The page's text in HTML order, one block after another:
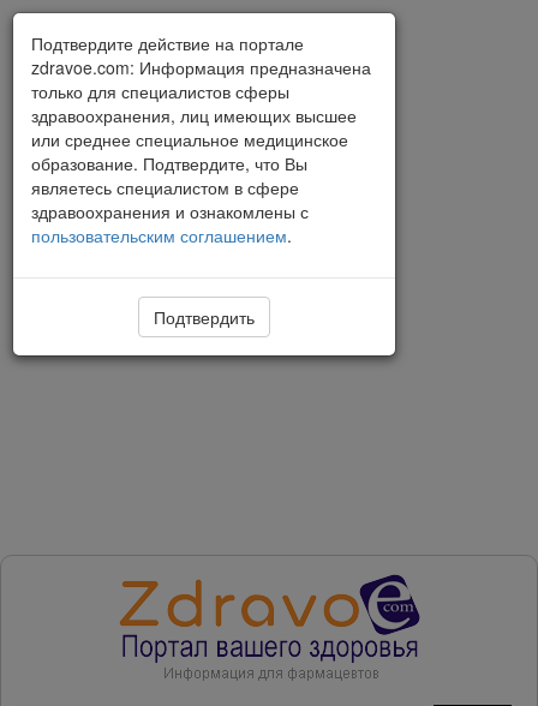
Подтвердите действие на портале
zdravoe.com: Информация предназначена
только для специалистов сферы
здравоохранения, лиц имеющих высшее
или среднее специальное медицинское
образование. Подтвердите, что Вы
являетесь специалистом в сфере
здравоохранения и ознакомлены с
пользовательским соглашением.
Подтвердить